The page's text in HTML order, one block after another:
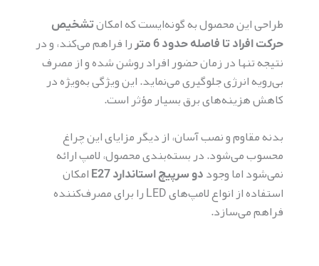
طراحی این محصول به گونه‌ایست که امکانتشخیص
حرکت افراد تا فاصله حدود 6 متر
را فراهم می‌کند، و در
نتیجه تنها در زمان حضور افراد روشن شده و از مصرف
بی‌رویه انرژی جلوگیری می‌نماید. این ویژگی به‌ویژه در
کاهش هزینه‌های برق بسیار مؤثر است.
بدنه مقاوم و نصب آسان، از دیگر مزایای این چراغ
محسوب می‌شود. در بسته‌بندی محصول، لامپ ارائه
نمی‌شود اما وجوددو سرپیچ استاندارد E27
امکان
استفاده از انواع لامپ‌های LED را برای مصرف‌کننده
فراهم می‌سازد.